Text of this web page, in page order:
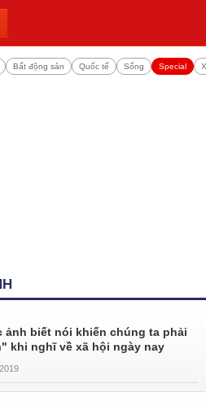
Bất động sản Quốc tế Sống Special
ảnh biết nói khiến chúng ta phải
khi nghĩ về xã hội ngày nay